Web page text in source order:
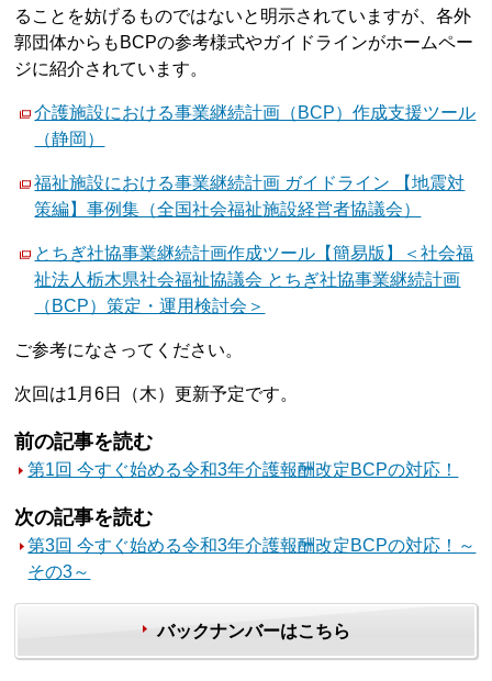
ることを妨げるものではないと明示されていますが、各外
郭団体からもBCPの参考様式やガイドラインがホームペー
ジに紹介されています。
介護施設における事業継続計画（BCP）作成支援ツール
（静岡）
福祉施設における事業継続計画 ガイドライン 【地震対
策編】事例集（全国社会福祉施設経営者協議会）
とちぎ社協事業継続計画作成ツール【簡易版】＜社会福
祉法人栃木県社会福祉協議会 とちぎ社協事業継続計画
（BCP）策定・運用検討会＞
ご参考になさってください。
次回は1月6日（木）更新予定です。
前の記事を読む
第1回 今すぐ始める令和3年介護報酬改定BCPの対応！
次の記事を読む
第3回 今すぐ始める令和3年介護報酬改定BCPの対応！～
その3～
バックナンバーはこちら